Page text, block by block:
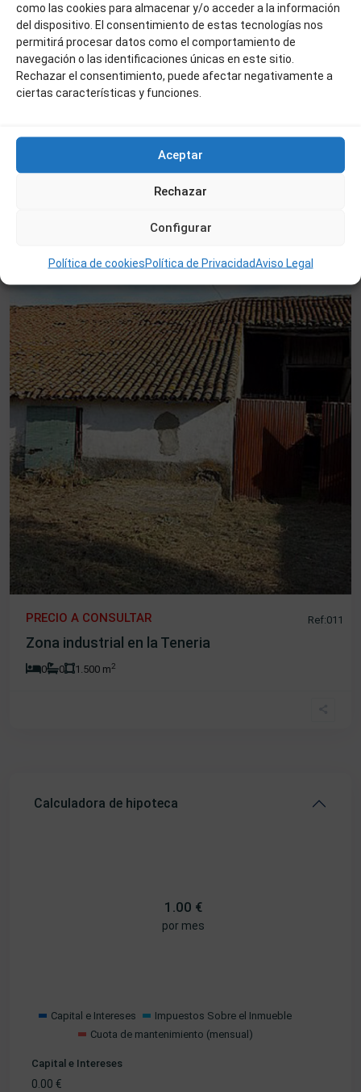
como las cookies para almacenar y/o acceder a la información
del dispositivo. El consentimiento de estas tecnologías nos
permitirá procesar datos como el comportamiento de
navegación o las identificaciones únicas en este sitio.
Rechazar el consentimiento, puede afectar negativamente a
ciertas características y funciones.
Aceptar
Rechazar
Configurar
Política de cookiesPolítica de PrivacidadAviso Legal
110.000 €
PRECIO A CONSULTAR
Zona industrial en la Teneria
0 0 1.500 m2
Ref:011
Calculadora de hipoteca
1.00 €
por mes
Capital e Intereses
Impuestos Sobre el Inmueble
Cuota de mantenimiento (mensual)
Capital e Intereses
0.00 €